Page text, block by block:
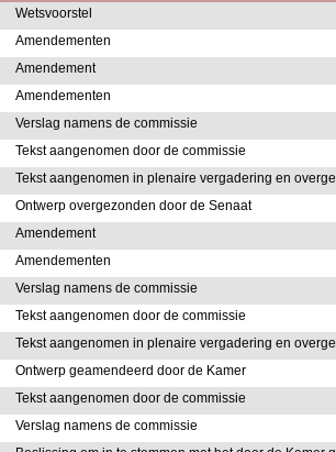
Wetsvoorstel
Amendementen
Amendement
Amendementen
Verslag namens de commissie
Tekst aangenomen door de commissie
Tekst aangenomen in plenaire vergadering en
Ontwerp overgezonden door de Senaat
Amendement
Amendementen
Verslag namens de commissie
Tekst aangenomen door de commissie
Tekst aangenomen in plenaire vergadering en
Ontwerp geamendeerd door de Kamer
Tekst aangenomen door de commissie
Verslag namens de commissie